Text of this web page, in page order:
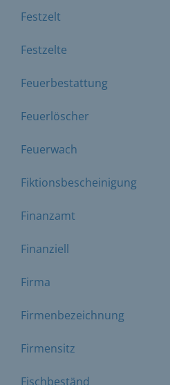
Festzelt
Festzelte
Feuerbestattung
Feuerlöscher
Feuerwach
Fiktionsbescheinigung
Finanzamt
Finanziell
Firma
Firmenbezeichnung
Firmensitz
Fischbeständ